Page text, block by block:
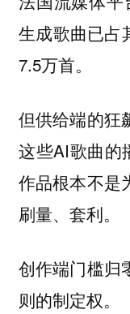
生成歌曲已占
7.5万首。
但供给端的狂
这些AI歌曲的
作品根本不是
刷量、套利。
创作端门槛归
则的制定权。